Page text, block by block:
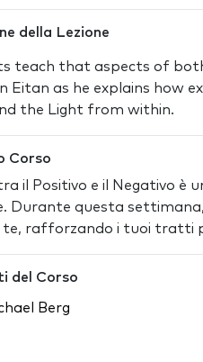
della Lezione
teach that aspects of
Eitan as he explains how
the Light from within.
Corso
il Positivo e il Negativo è
Durante questa
rafforzando i tuoi tratti
del Corso
Berg